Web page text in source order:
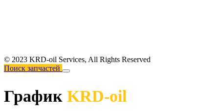
© 2023 KRD-oil Services, All Rights Reserved
Поиск запчастей
График KRD-oil